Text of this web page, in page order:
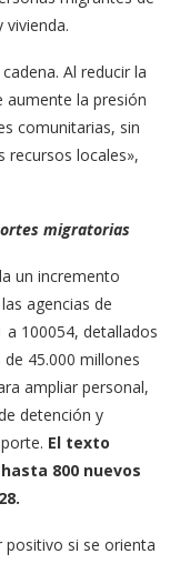
vivienda.
Al reducir la
aumente la presión
comunitarias, sin
recursos locales»,
migratorias
un incremento
agencias de
100054, detallados
45.000 millones
ampliar personal,
detención y
El texto
800 nuevos
positivo si se orienta